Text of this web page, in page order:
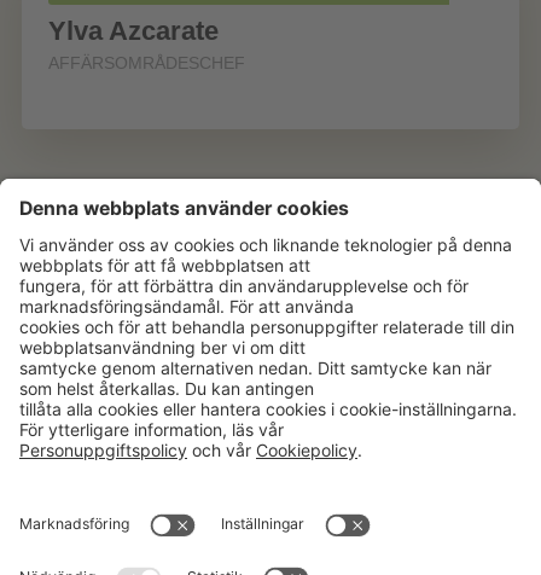
Ylva Azcarate
AFFÄRSOMRÅDESCHEF
Karriär
Verksamheter
Om Hushållningssällskapet